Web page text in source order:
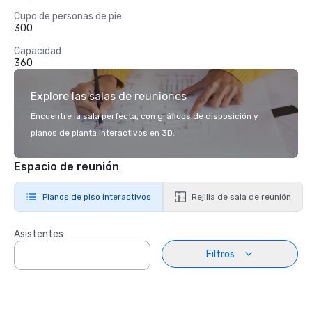
Cupo de personas de pie
300
Capacidad
360
Explore las salas de reuniones
Encuentre la sala perfecta, con gráficos de disposición y
planos de planta interactivos en 3D.
Espacio de reunión
Planos de piso interactivos Rejilla de sala de reunión
Asistentes
Filtros